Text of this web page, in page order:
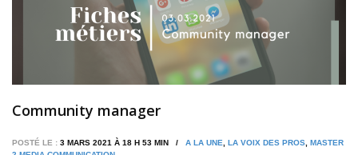
Community manager
POSTÉ LE : 3 MARS 2021 À 18 H 53 MIN / A LA UNE LA VOIX DES PROS MASTER